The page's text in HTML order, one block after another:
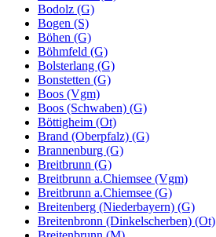
Bodolz (G)
Bogen (S)
Böhen (G)
Böhmfeld (G)
Bolsterlang (G)
Bonstetten (G)
Boos (Vgm)
Boos (Schwaben) (G)
Böttigheim (Ot)
Brand (Oberpfalz) (G)
Brannenburg (G)
Breitbrunn (G)
Breitbrunn a.Chiemsee (Vgm)
Breitbrunn a.Chiemsee (G)
Breitenberg (Niederbayern) (G)
Breitenbronn (Dinkelscherben) (Ot)